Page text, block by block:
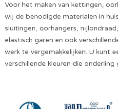
Voor het maken van kettingen,
wij de benodigde materialen in
sluitingen, oorhangers,
elastisch garen en ook
werk te vergemakkelijken. U kunt
verschillende kleuren die onderling